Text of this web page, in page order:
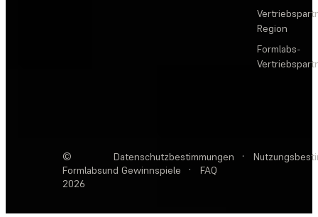
Region
Formlabs-
©
Formlabs
2026
Datenschutzbestimmungen ·
und Gewinnspiele
· FAQ